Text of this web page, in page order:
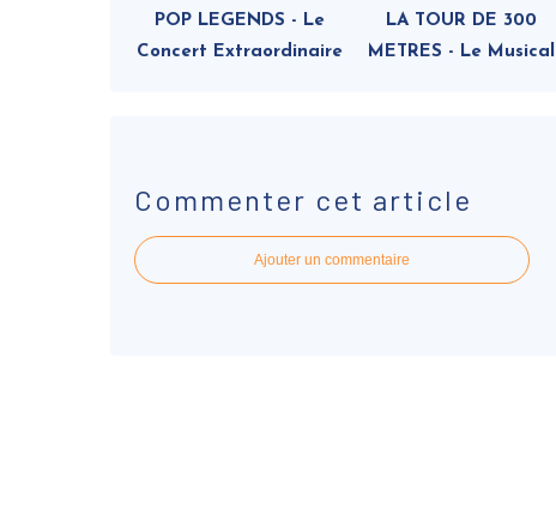
POP LEGENDS - Le
Concert Extraordinaire
LA TOUR DE 300
METRES - Le Musical
Commenter cet article
Ajouter un commentaire